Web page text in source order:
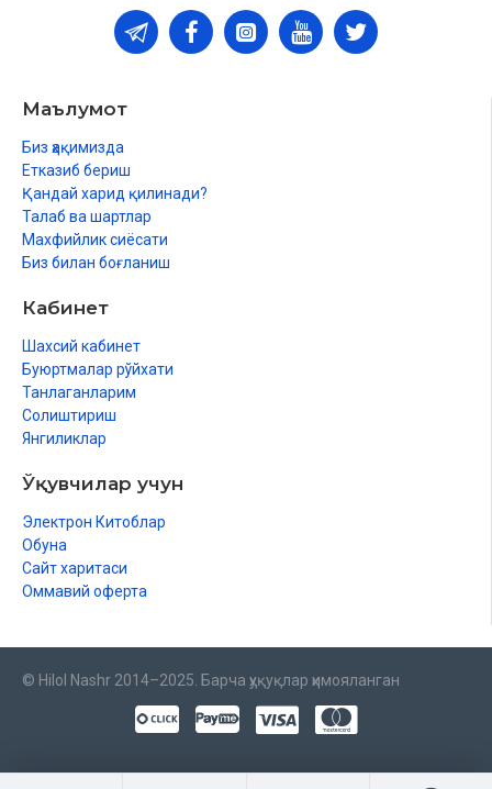
Маълумот
Биз ҳақимизда
Етказиб бериш
Қандай харид қилинади?
Талаб ва шартлар
Махфийлик сиёсати
Биз билан боғланиш
Кабинет
Шахсий кабинет
Буюртмалар рўйхати
Танлаганларим
Солиштириш
Янгиликлар
Ўқувчилар учун
Электрон Китоблар
Обуна
Сайт харитаси
Оммавий оферта
© Hilol Nashr 2014–2025. Барча ҳуқуқлар ҳимояланган